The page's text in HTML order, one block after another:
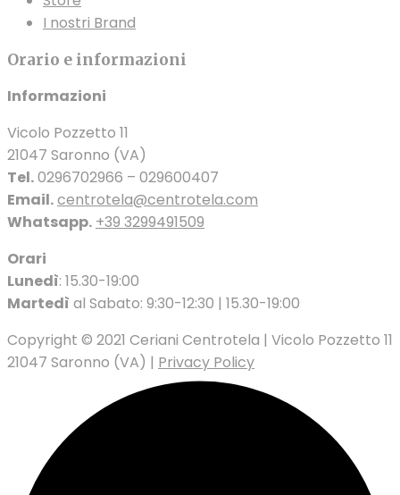
I nostri Brand
Orario e informazioni
Informazioni
Vicolo Pozzetto 11
21047 Saronno (VA)
Tel.0296702966 – 029600407
Email.centrotela@centrotela.com
Whatsapp. +39 3299491509
Orari
Lunedì: 15.30-19:00
Martedì al Sabato: 9:30-12:30 | 15.30-19:00
Copyright © 2021 Ceriani Centrotela | Vicolo Pozzetto 11
21047 Saronno (VA) | Privacy Policy